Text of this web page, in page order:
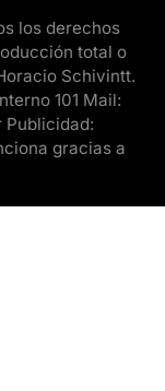
los derechos
total o
Schivintt.
101 Mail:
Publicidad:
gracias a